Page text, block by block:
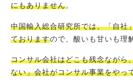
にもありません。
中国輸入総合研究所では、「自社
ておりますので、酸いも甘いも理
コンサル会社はどこも残念ながら
ない」会社がコンサル事業をやっ